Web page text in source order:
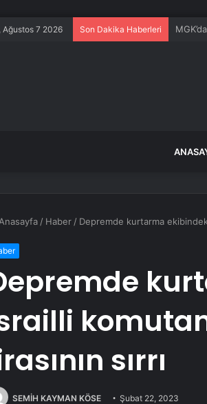
Ağustos 7 2026 Son Dakika Haberleri Altın
Anasayfa / Haber / Depremde kurtarma
sırrı
SEMİH KAYMAN KÖSE Şubat 22, 2023